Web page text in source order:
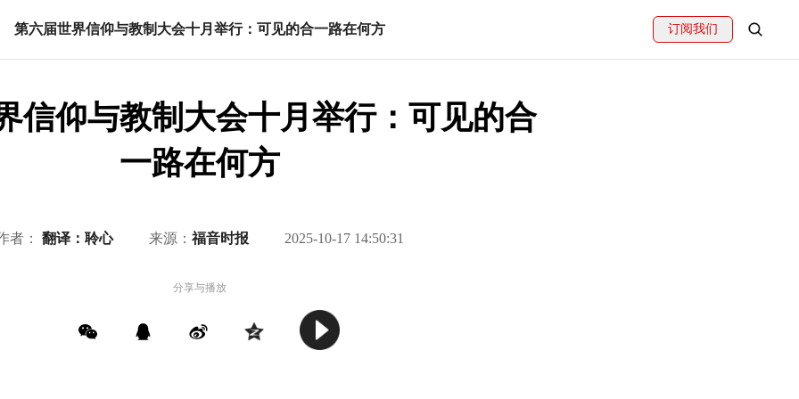
第六届世界信仰与教制大会十月举行：可见的合一路在何方 订阅我们
信仰与教制大会十月举行：可见的合
一路在何方
者： 翻译：聆心 来源： 福音时报 2025-10-17 14:50:31
分享与播放